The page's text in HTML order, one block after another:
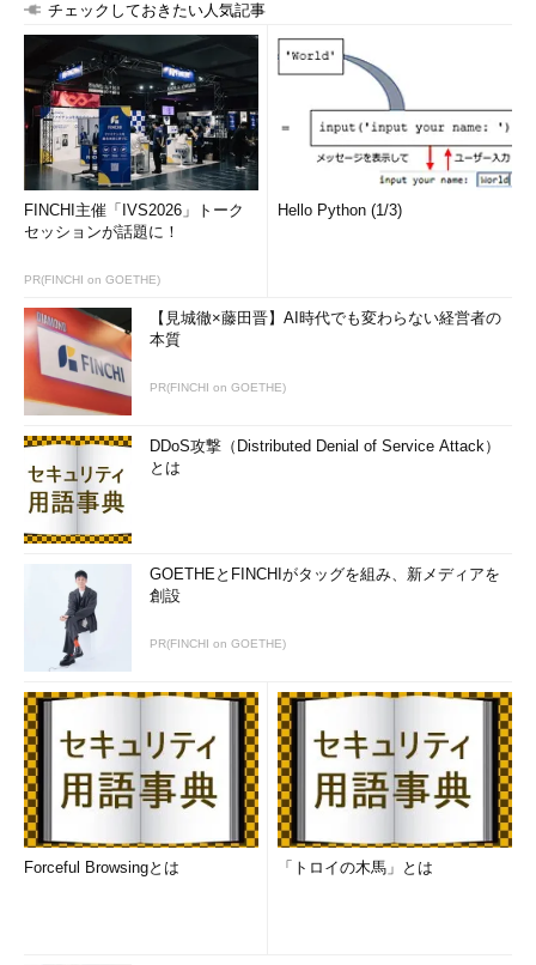
チェックしておきたい人気記事
FINCHI主催「IVS2026」トーク
セッションが話題に！
PR(FINCHI on GOETHE)
Hello Python (1/3)
【見城徹×藤田晋】AI時代でも変わらない経営者の
本質
PR(FINCHI on GOETHE)
DDoS攻撃（Distributed Denial of Service Attack）
とは
GOETHEとFINCHIがタッグを組み、新メディアを
創設
PR(FINCHI on GOETHE)
Forceful Browsingとは 「トロイの木馬」とは